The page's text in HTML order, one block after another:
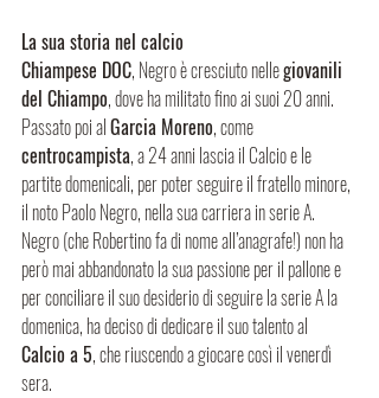
La sua storia nel calcio
Chiampese DOC, Negro è cresciuto nelle giovanili
del Chiampo, dove ha militato fino ai suoi 20 anni.
Passato poi al Garcia Moreno, come
centrocampista, a 24 anni lascia il Calcio e le
partite domenicali, per poter seguire il fratello minore,
il noto Paolo Negro, nella sua carriera in serie A.
Negro (che Robertino fa di nome all’anagrafe!) non ha
però mai abbandonato la sua passione per il pallone e
per conciliare il suo desiderio di seguire la serie A la
domenica, ha deciso di dedicare il suo talento al
Calcio a 5, che riuscendo a giocare così il venerdì
sera.